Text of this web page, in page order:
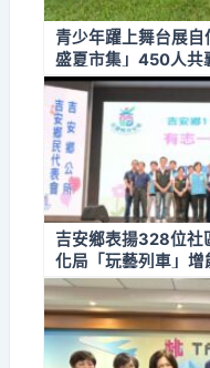
青少年躍上舞台展自
盛夏市集」450人共
吉安鄉表揚328位社
化局「玩藝列車」增